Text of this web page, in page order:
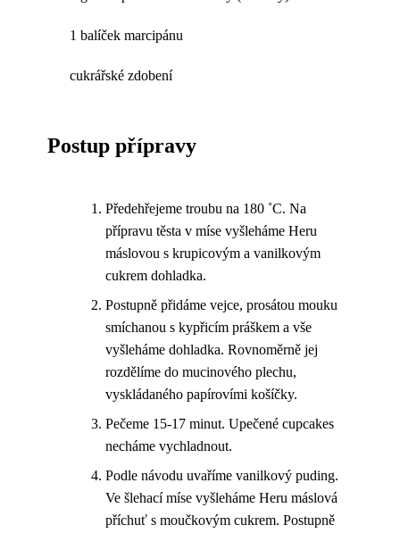
1 balíček marcipánu
cukrářské zdobení
Postup přípravy
Předehřejeme troubu na 180 ˚C. Na
přípravu těsta v míse vyšleháme Heru
máslovou s krupicovým a vanilkovým
cukrem dohladka.
Postupně přidáme vejce, prosátou mouku
smíchanou s kypřicím práškem a vše
vyšleháme dohladka. Rovnoměrně jej
rozdělíme do mucinového plechu,
vyskládaného papírovími košíčky.
Pečeme 15-17 minut. Upečené cupcakes
necháme vychladnout.
Podle návodu uvaříme vanilkový puding.
Ve šlehací míse vyšleháme Heru máslová
příchuť s moučkovým cukrem. Postupně